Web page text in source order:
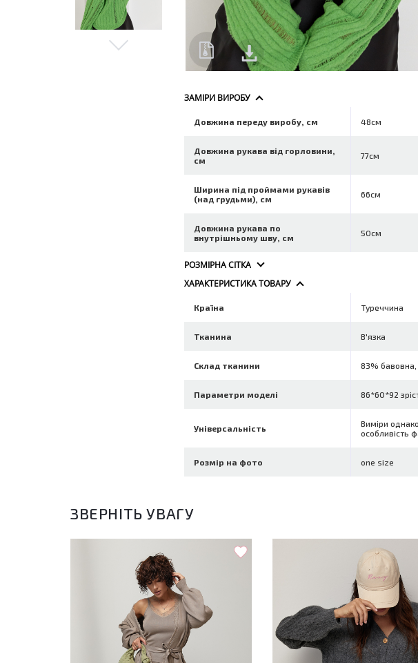
ЗАМІРИ ВИРОБУ
Довжина переду виробу, см 48см
Довжина рукава від горловини,
см
77см
Ширина під проймами рукавів
(над грудьми), см
66см
Довжина рукава по
внутрішньому шву, см
50см
РОЗМІРНА СІТКА
ХАРАКТЕРИСТИКА ТОВАРУ
Країна Туреччина
Тканина В'язка
Склад тканини 83% бавовна,
Параметри моделі 86*60*92
Універсальність
Виміри
особливість
Розмір на фото one size
ЗВЕРНІТЬ УВАГУ